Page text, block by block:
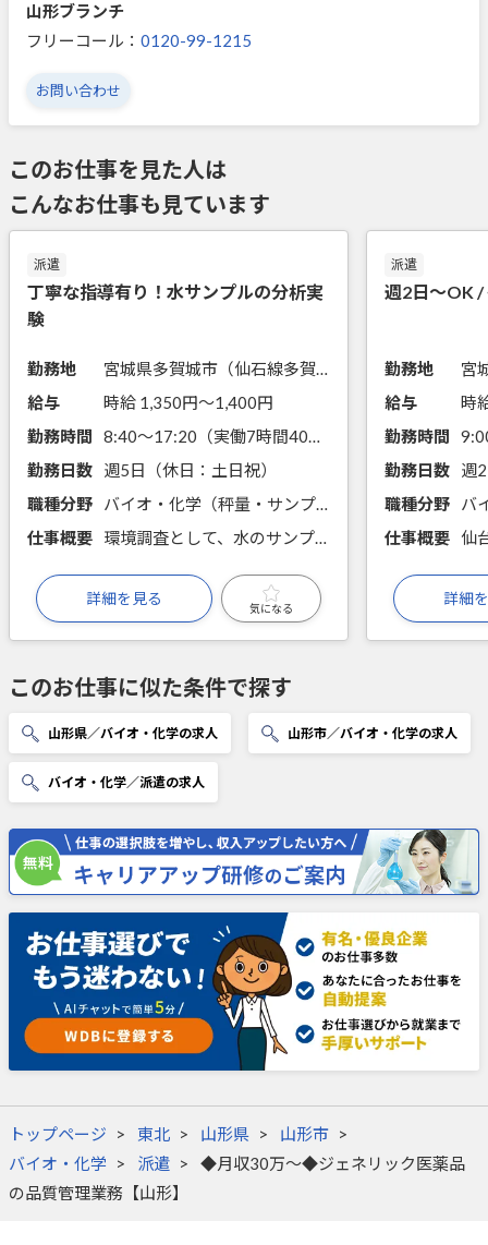
山形ブランチ
フリーコール： 0120-99-1215
お問い合わせ
このお仕事を見た人は
こんなお仕事も見ています
派遣
丁寧な指導有り！水サンプルの分析実
験
勤務地
宮城県多賀城市（仙石線多賀城駅から徒歩20分）
給与
時給 1,350円〜1,400円
勤務時間
8:40～17:20（実働7時間40分）
勤務日数
週5日（休日：土日祝）
職種分野
バイオ・化学（秤量・サンプリング・分注、前処理・試薬調製、手分析、機器分析）
仕事概要
環境調査として、水のサンプル分析を行っている部署でのお仕事です。 装置を使用した分析やデータ解析を行います。
詳細を見る
気になる
派遣
週2日～OK /
勤務地
給与
時
勤務時間
勤務日数
週
職種分野
仕事概要
詳細
このお仕事に似た条件で探す
山形県／バイオ・化学の求人 山形市／バイオ・化学の求人
バイオ・化学／派遣の求人
トップページ 東北 山形県
山形市
バイオ・化学
派遣
◆月収30万～◆ジェネリック医薬品
の品質管理業務【山形】